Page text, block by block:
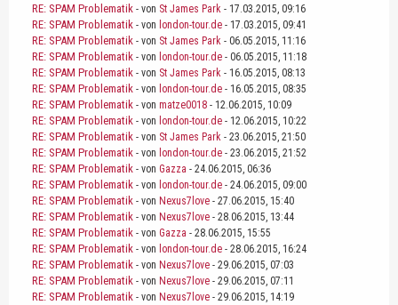
RE: SPAM Problematik - von St James Park - 17.03.2015, 09:16
RE: SPAM Problematik - von london-tour.de - 17.03.2015, 09:41
RE: SPAM Problematik - von St James Park - 06.05.2015, 11:16
RE: SPAM Problematik - von london-tour.de - 06.05.2015, 11:18
RE: SPAM Problematik - von St James Park - 16.05.2015, 08:13
RE: SPAM Problematik - von london-tour.de - 16.05.2015, 08:35
RE: SPAM Problematik - von matze0018 - 12.06.2015, 10:09
RE: SPAM Problematik - von london-tour.de - 12.06.2015, 10:22
RE: SPAM Problematik - von St James Park - 23.06.2015, 21:50
RE: SPAM Problematik - von london-tour.de - 23.06.2015, 21:52
RE: SPAM Problematik - von Gazza - 24.06.2015, 06:36
RE: SPAM Problematik - von london-tour.de - 24.06.2015, 09:00
RE: SPAM Problematik - von Nexus7love - 27.06.2015, 15:40
RE: SPAM Problematik - von Nexus7love - 28.06.2015, 13:44
RE: SPAM Problematik - von Gazza - 28.06.2015, 15:55
RE: SPAM Problematik - von london-tour.de - 28.06.2015, 16:24
RE: SPAM Problematik - von Nexus7love - 29.06.2015, 07:03
RE: SPAM Problematik - von Nexus7love - 29.06.2015, 07:11
RE: SPAM Problematik - von Nexus7love - 29.06.2015, 14:19